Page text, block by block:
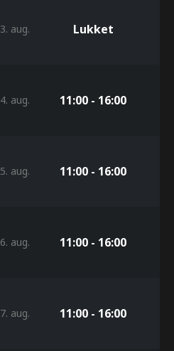
3. aug. Lukket
4. aug. 11:00 - 16:00
5. aug. 11:00 - 16:00
6. aug. 11:00 - 16:00
7. aug. 11:00 - 16:00